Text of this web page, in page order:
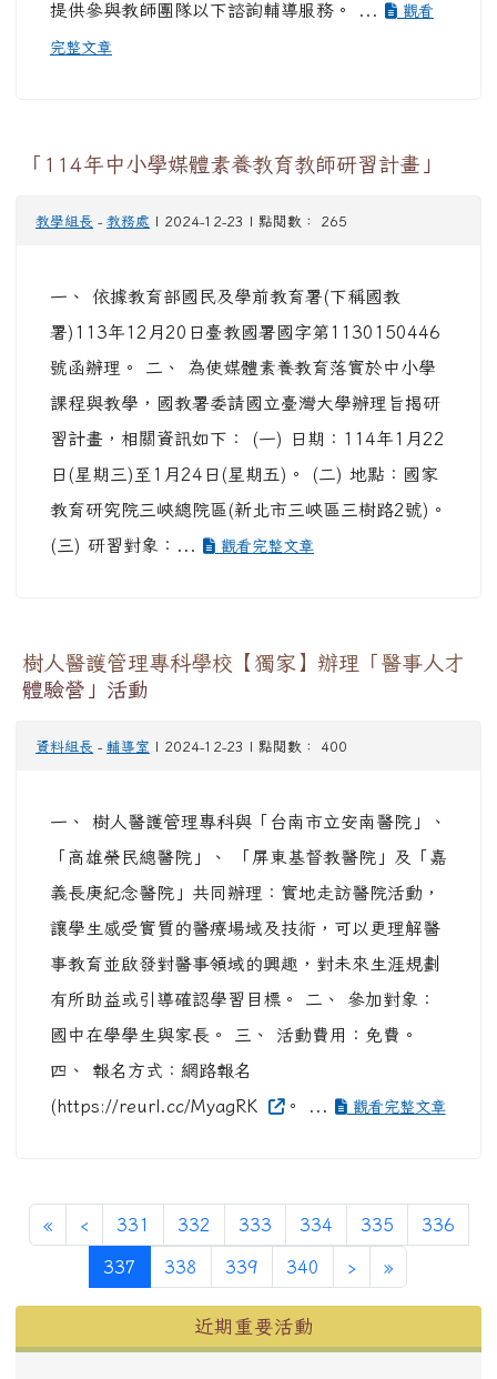
提供參與教師團隊以下諮詢輔導服務。 ...
觀看
完整文章
「114年中小學媒體素養教育教師研習計畫」
教學組長 - 教務處 | 2024-12-23 | 點閱數： 265
一、 依據教育部國民及學前教育署(下稱國教
署)113年12月20日臺教國署國字第1130150446
號函辦理。 二、 為使媒體素養教育落實於中小學
課程與教學，國教署委請國立臺灣大學辦理旨揭研
習計畫，相關資訊如下： (一) 日期：114年1月22
日(星期三)至1月24日(星期五)。 (二) 地點：國家
教育研究院三峽總院區(新北市三峽區三樹路2號)。
(三) 研習對象：...
觀看完整文章
樹人醫護管理專科學校【獨家】辦理「醫事人才
體驗營」活動
資料組長 - 輔導室 | 2024-12-23 | 點閱數： 400
一、 樹人醫護管理專科與「台南市立安南醫院」、
「高雄榮民總醫院」、 「屏東基督教醫院」及「嘉
義長庚紀念醫院」共同辦理：實地走訪醫院活動，
讓學生感受實質的醫療場域及技術，可以更理解醫
事教育並啟發對醫事領域的興趣，對未來生涯規劃
有所助益或引導確認學習目標。 二、 參加對象：
國中在學學生與家長。 三、 活動費用：免費。
四、 報名方式：網路報名
(https://reurl.cc/MyagRK
。 ... 觀看完整文章
«第一頁
‹上一頁
331 332 333 334 335 336
337 (目前頁次)
338 339 340 ›下一頁
»最後頁
近期重要活動